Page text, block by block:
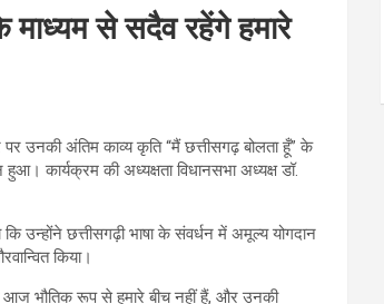
माध्यम से सदैव रहेंगे हमारे
उनकी अंतिम काव्य कृति “मैं छत्तीसगढ़ बोलता हूँ” के
कार्यक्रम की अध्यक्षता विधानसभा अध्यक्ष डॉ.
उन्होंने छत्तीसगढ़ी भाषा के संवर्धन में अमूल्य योगदान
किया।
भौतिक रूप से हमारे बीच नहीं हैं, और उनकी